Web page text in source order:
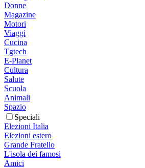
Donne
Magazine
Motori
Viaggi
Cucina
Tgtech
E-Planet
Cultura
Salute
Scuola
Animali
Spazio
Speciali
Elezioni Italia
Elezioni estero
Grande Fratello
L'isola dei famosi
Amici